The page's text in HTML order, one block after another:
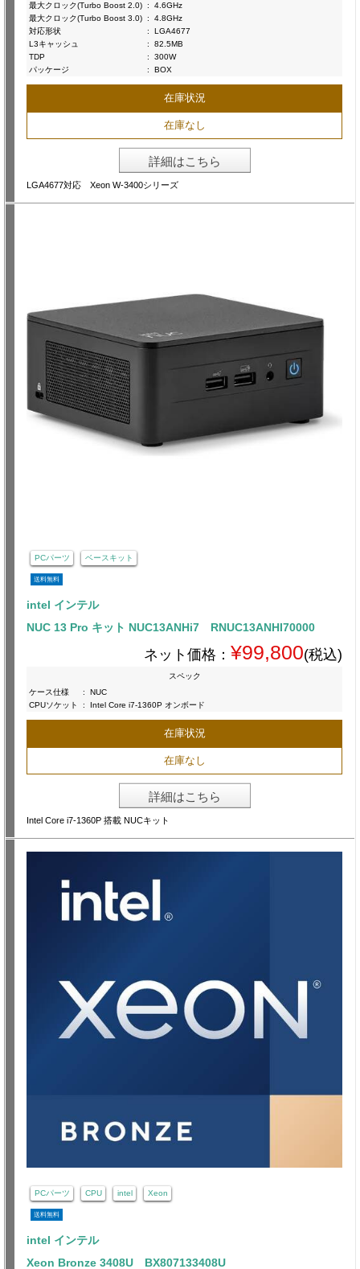
最大クロック(Turbo Boost 2.0) :
4.6GHz
最大クロック(Turbo Boost 3.0) :
4.8GHz
対応形状
:
LGA4677
L3キャッシュ
:
82.5MB
TDP
:
300W
パッケージ
: BOX
在庫状況
在庫なし
詳細はこちら
LGA4677対応 Xeon W-3400シリーズ
PCパーツ ベースキット
送料無料
intel インテル
NUC 13 Pro キット NUC13ANHi7 RNUC13ANHI70000
ネット価格： ¥99,800(税込)
スペック
ケース仕様
:
NUC
CPUソケット
: Intel Core i7-1360P オンボード
在庫状況
在庫なし
詳細はこちら
Intel Core i7-1360P 搭載 NUCキット
PCパーツ CPU intel Xeon
送料無料
intel インテル
Xeon Bronze 3408U BX807133408U